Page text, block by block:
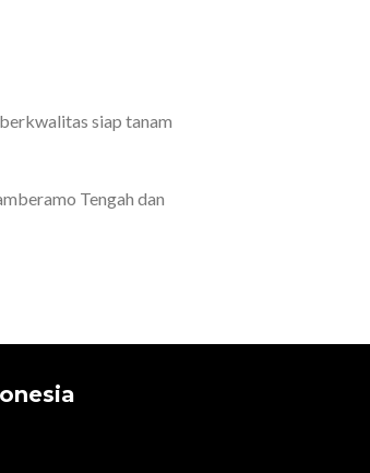
siap tanam
Tengah dan